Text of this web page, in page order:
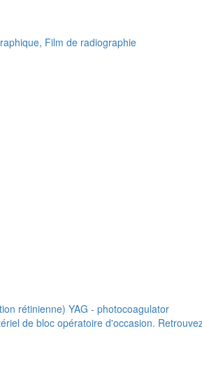
Film de radiographie
rétinienne) YAG - photocoagulator
de bloc opératoire d'occasion.